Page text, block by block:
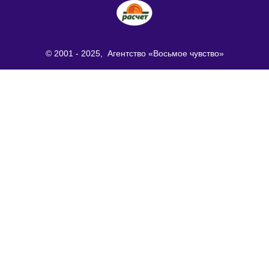
© 2001 - 2025, Агентство «Восьмое чувство»